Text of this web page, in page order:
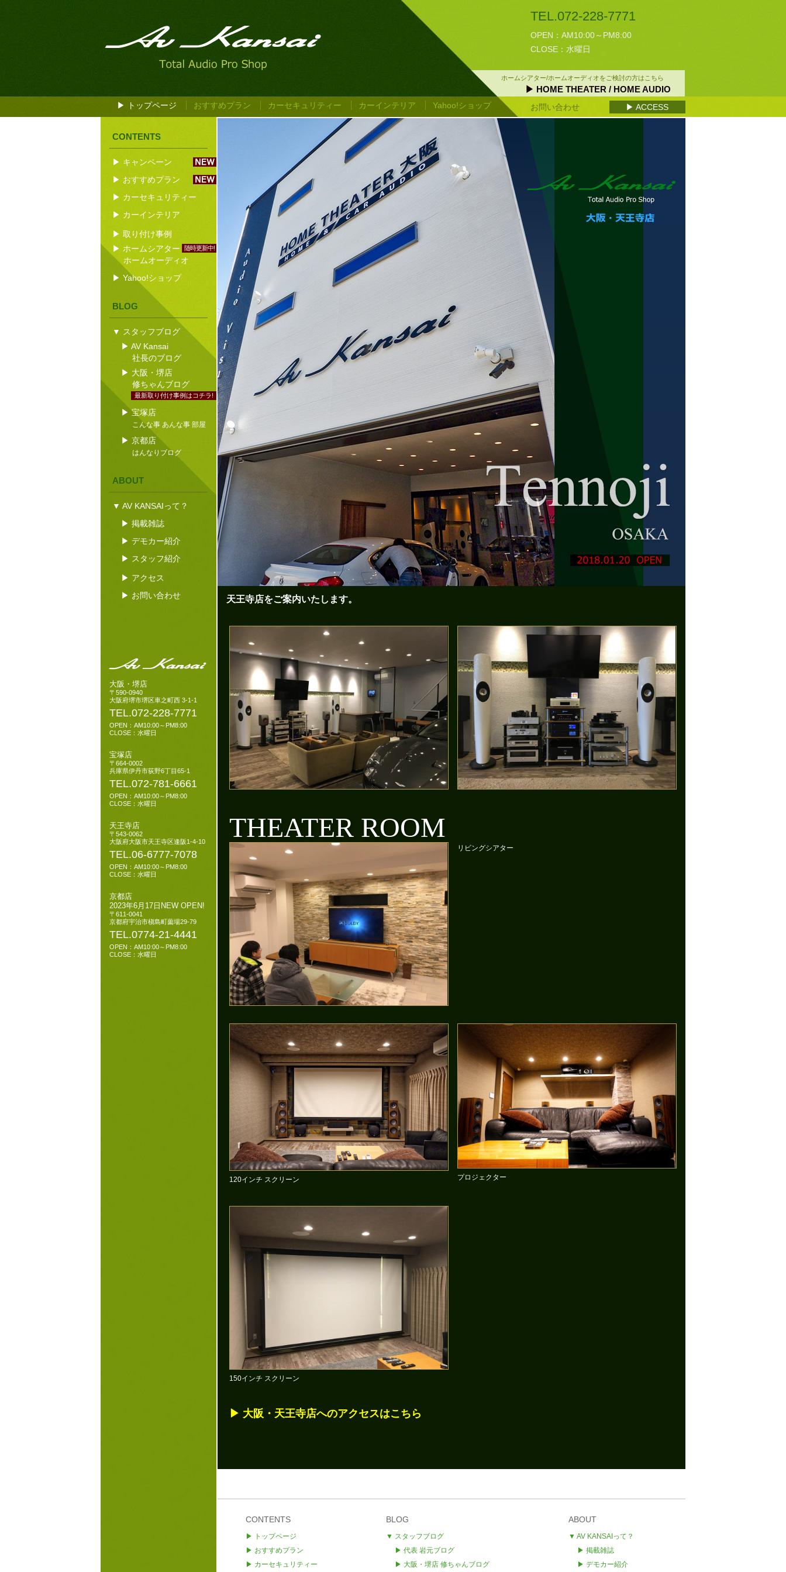
▶ トップページ おすすめプラン カーセキュリティー カーインテリア Yahoo!ショップ
TEL.072-228-7771
OPEN：AM10:00～PM8:00
CLOSE：水曜日
▶ ACCESS
ホームシアター/ホームオーディオをご検討の方はこちら
▶ HOME THEATER / HOME AUDIO
お問い合わせ
CONTENTS
▶ キャンペーン
▶ おすすめプラン
▶ カーセキュリティー
▶ カーインテリア
▶ 取り付け事例
▶ ホームシアター
随時更新中!
ホームオーディオ
▶ Yahoo!ショップ
BLOG
▼ スタッフブログ
▶ AV Kansai
社長のブログ
▶ 大阪・堺店
修ちゃんブログ
最新取り付け事例はコチラ!
▶ 宝塚店
こんな事 あんな事 部屋
▶ 京都店
はんなりブログ
ABOUT
▼ AV KANSAIって？
▶ 掲載雑誌
▶ デモカー紹介
▶ スタッフ紹介
▶ アクセス
▶ お問い合わせ
大阪・堺店
〒590-0940
大阪府堺市堺区車之町西 3-1-1
TEL.072-228-7771
OPEN：AM10:00～PM8:00
CLOSE：水曜日
宝塚店
〒664-0002
兵庫県伊丹市荻野6丁目65-1
TEL.072-781-6661
OPEN：AM10:00～PM8:00
CLOSE：水曜日
天王寺店
〒543-0062
大阪府大阪市天王寺区逢阪1-4-10
TEL.06-6777-7078
OPEN：AM10:00～PM8:00
CLOSE：水曜日
京都店
2023年6月17日NEW OPEN!
〒611-0041
京都府宇治市槇島町薗場29-79
TEL.0774-21-4441
OPEN：AM10:00～PM8:00
CLOSE：水曜日
天王寺店をご案内いたします。
THEATER ROOM
リビングシアター
120インチ スクリーン プロジェクター
150インチ スクリーン
▶ 大阪・天王寺店へのアクセスはこちら
CONTENTS
▶ トップページ
▶ おすすめプラン
▶ カーセキュリティー
BLOG
▼ スタッフブログ
▶ 代表 岩元ブログ
▶ 大阪・ 堺店 修ちゃんブログ
ABOUT
▼ AV KANSAIって？
▶ 掲載雑誌
▶ デモカー紹介